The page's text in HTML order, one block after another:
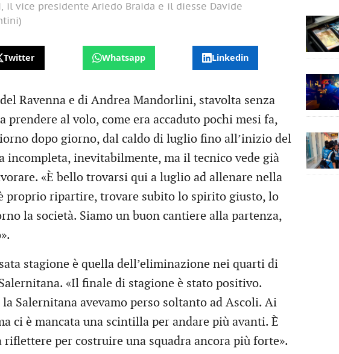
il vice presidente Ariedo Braida e il diesse Davide
Twitter Whatsapp Linkedin
Ravenna e di Andrea Mandorlini, stavolta senza
prendere al volo, come era accaduto pochi mesi fa,
dopo giorno, dal caldo di luglio fino all’inizio del
incompleta, inevitabilmente, ma il tecnico vede già
«È bello trovarsi qui a luglio ad allenare nella
proprio ripartire, trovare subito lo spirito giusto, lo
la società. Siamo un buon cantiere alla partenza,
stagione è quella dell’eliminazione nei quarti di
«Il finale di stagione è stato positivo.
Salernitana avevamo perso soltanto ad Ascoli. Ai
ci è mancata una scintilla per andare più avanti. È
riflettere per costruire una squadra ancora più forte».